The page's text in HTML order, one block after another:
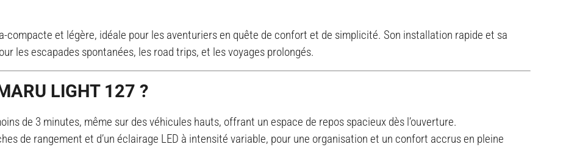
compacte et légère, idéale pour les aventuriers en quête de confort et de simplicité. Son installation rapide et sa
les escapades spontanées, les road trips, et les voyages prolongés.
LIGHT 127 ?
de 3 minutes, même sur des véhicules hauts, offrant un espace de repos spacieux dès l’ouverture.
de rangement et d’un éclairage LED à intensité variable, pour une organisation et un confort accrus en pleine